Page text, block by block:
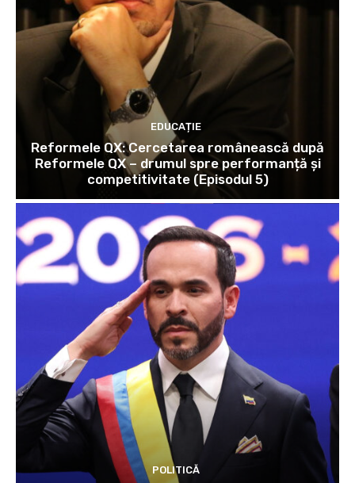
EDUCAȚIE
Reformele QX: Cercetarea românească după
Reformele QX – drumul spre performanță și
competitivitate (Episodul 5)
POLITICĂ